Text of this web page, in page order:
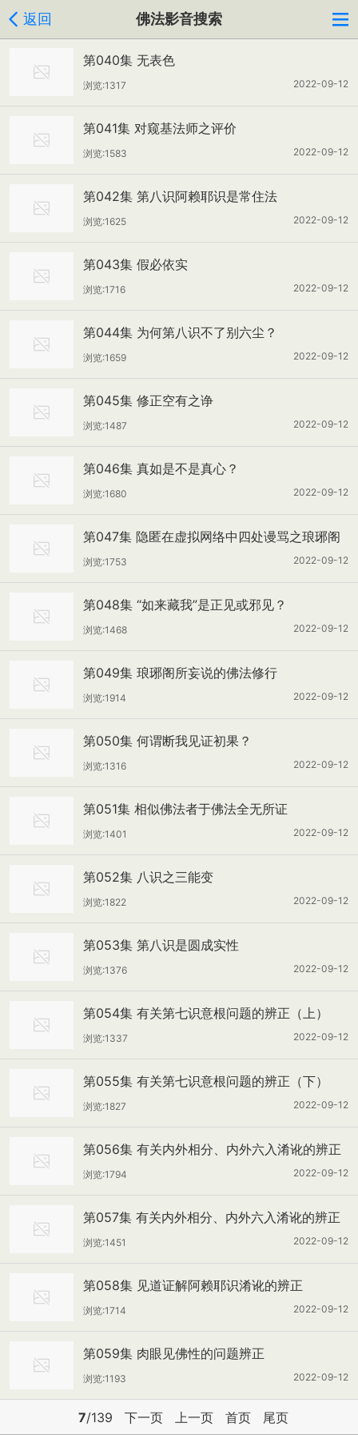
返回 佛法影音搜索
第040集 无表色
2022-09-12
浏览:1317
第041集 对窥基法师之评价
2022-09-12
浏览:1583
第042集 第八识阿赖耶识是常住法
2022-09-12
浏览:1625
第043集 假必依实
2022-09-12
浏览:1716
第044集 为何第八识不了别六尘？
2022-09-12
浏览:1659
第045集 修正空有之诤
2022-09-12
浏览:1487
第046集 真如是不是真心？
2022-09-12
浏览:1680
第047集 隐匿在虚拟网络中四处谩骂之琅琊阁
2022-09-12
浏览:1753
第048集 “如来藏我”是正见或邪见？
2022-09-12
浏览:1468
第049集 琅琊阁所妄说的佛法修行
2022-09-12
浏览:1914
第050集 何谓断我见证初果？
2022-09-12
浏览:1316
第051集 相似佛法者于佛法全无所证
2022-09-12
浏览:1401
第052集 八识之三能变
2022-09-12
浏览:1822
第053集 第八识是圆成实性
2022-09-12
浏览:1376
第054集 有关第七识意根问题的辨正（上）
2022-09-12
浏览:1337
第055集 有关第七识意根问题的辨正（下）
2022-09-12
浏览:1827
第056集 有关内外相分、内外六入淆讹的辨正
（上）
2022-09-12
浏览:1794
第057集 有关内外相分、内外六入淆讹的辨正
（下）
2022-09-12
浏览:1451
第058集 见道证解阿赖耶识淆讹的辨正
2022-09-12
浏览:1714
第059集 肉眼见佛性的问题辨正
2022-09-12
浏览:1193
7/139 下一页 上一页 首页 尾页